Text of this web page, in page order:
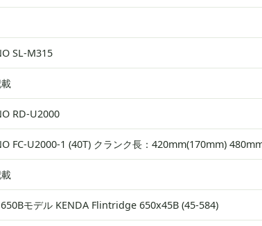
SL-M315
RD-U2000
FC-U2000-1 (40T) クランク長：420mm(170mm)
モデル KENDA Flintridge 650x45B (45-584)